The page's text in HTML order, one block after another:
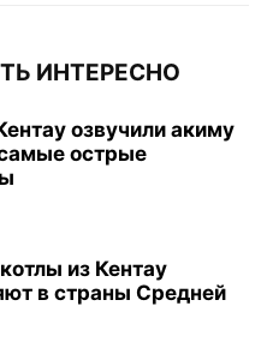
ИНТЕРЕСНО
озвучили акиму
острые
из Кентау
в страны Средней